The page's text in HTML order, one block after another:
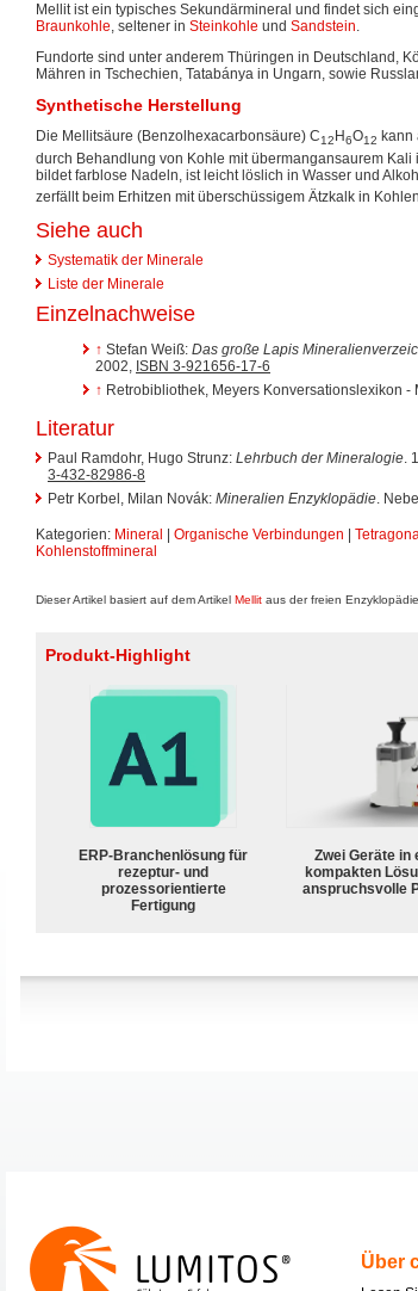
Mellit ist ein typisches Sekundärmineral und findet sich
Braunkohle, seltener in Steinkohle und Sandstein.
Fundorte sind unter anderem Thüringen in Deutschland,
Mähren in Tschechien, Tatabánya in Ungarn, sowie
Synthetische Herstellung
Die Mellitsäure (Benzolhexacarbonsäure) C12 H6O12 kann
durch Behandlung von Kohle mit übermangansaurem
bildet farblose Nadeln, ist leicht löslich in Wasser und
zerfällt beim Erhitzen mit überschüssigem Ätzkalk in
Siehe auch
Systematik der Minerale
Liste der Minerale
Einzelnachweise
↑ Stefan Weiß: Das große Lapis
2002, ISBN 3-921656-17-6
↑ Retrobibliothek, Meyers Konversationslexikon -
Literatur
Paul Ramdohr, Hugo Strunz: Lehrbuch der Mineralogie
3-432-82986-8
Petr Korbel, Milan Novák: Mineralien Enzyklopädie .
Kategorien: Mineral | Organische Verbindungen |
Kohlenstoffmineral
Dieser Artikel basiert auf dem Artikel Mellit aus der freien Enzyklopädie
Produkt-Highlight
ERP-Branchenlösung für
rezeptur- und
prozessorientierte
Fertigung
Zwei Geräte in
kompakten
anspruchsvolle
Über